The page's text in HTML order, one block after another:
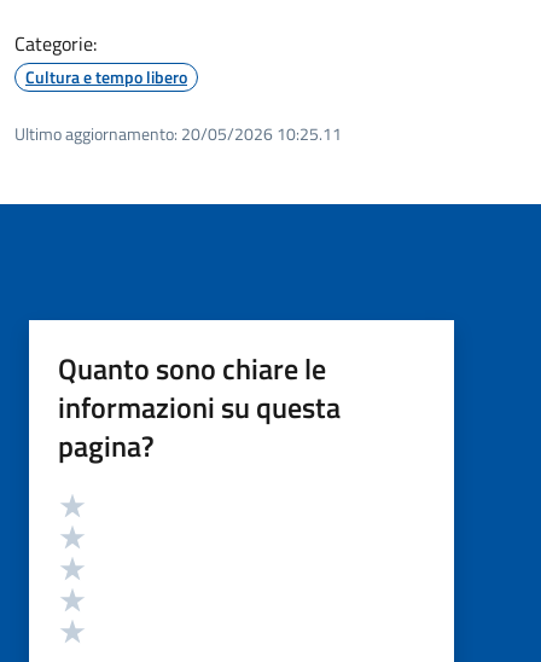
Categorie:
Cultura e tempo libero
Ultimo aggiornamento: 20/05/2026 10:25.11
Quanto sono chiare le
informazioni su questa
pagina?
Valutazione